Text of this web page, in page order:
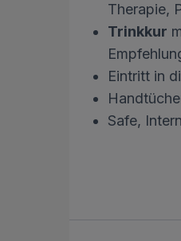
Therapie,
Trinkkur
Eintritt in
Safe,